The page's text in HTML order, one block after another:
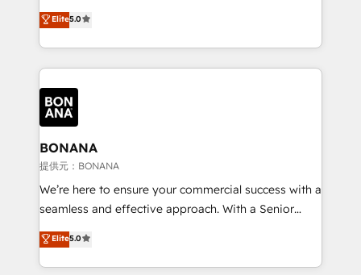
the agency services you'd expect from your
HubSpot Solutions Partner. As one of the UK's
longest-standing partners, we are experts at
maximising the value of the HubSpot platform and
building an integrated growth stack that brings your
business, operational and technical requirements to
life, and creates a 360˚ view of your customer to
help your teams do more. We specialise in HubSpot
technical services, website design and development
as well as agency services that help set you up for
success. Now, more than ever you need to connect
customer service. It's time to empower your teams
to create great customer experiences that generate
Elite5.0
BONANA
提供元：BONANA
We’re here to ensure your commercial success with a
seamless and effective approach. With a Senior
team that has 10+ years of experience in HubSpot,
we have a deep understanding of SaaS, Business
Services and E-commerce together with Retail. We
Elite5.0